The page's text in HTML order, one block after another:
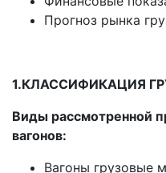
Прогноз рынка
1.КЛАССИФИКАЦИЯ
Виды рассмотренной
вагонов:
Вагоны грузовые